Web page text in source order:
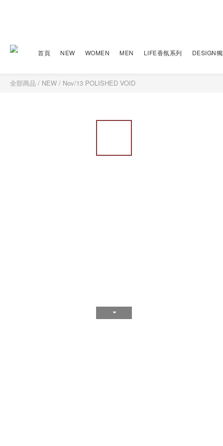
首頁 NEW WOMEN MEN LIFE香氛系列 DESIGN
全部商品 / NEW / Nov/13 POLISHED VOID